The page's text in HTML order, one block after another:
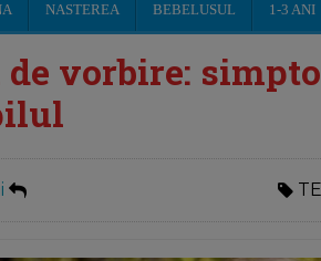
NASTEREA BEBELUSUL 1-3 ANI
vorbire: